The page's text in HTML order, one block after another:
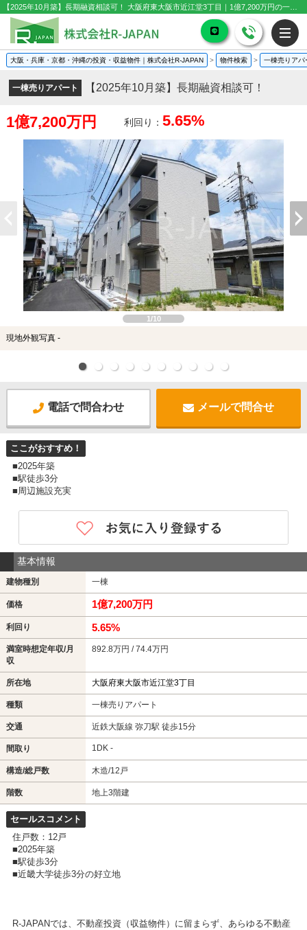
大阪・兵庫・京都・沖縄の投資・収益物件｜株式会社R-JAPAN > 物件検索 > 一棟売りアパ
一棟売りアパート 【2025年10月築】長期融資相談可！
1億7,200万円 利回り： 5.65%
1/10
現地外観写真 -
電話で問合わせ メールで問合せ
ここがおすすめ！
■2025年築
■駅徒歩3分
■周辺施設充実
基本情報
建物種別 一棟
価格 1億7,200万円
利回り 5.65%
満室時想定年収/月
収
892.8万円 / 74.4万円
所在地 大阪府東大阪市近江堂3丁目
種類 一棟売りアパート
交通 近鉄大阪線 弥刀駅 徒歩15分
間取り 1DK -
構造/総戸数 木造/12戸
階数 地上3階建
セールスコメント
住戸数：12戸
■2025年築
■駅徒歩3分
■近畿大学徒歩3分の好立地
R-JAPANでは、不動産投資（収益物件）に留まらず、あらゆる不動産